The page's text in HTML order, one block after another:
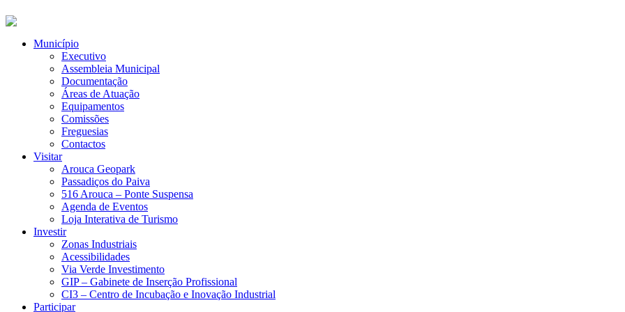
Município
Executivo
Assembleia Municipal
Documentação
Áreas de Atuação
Equipamentos
Comissões
Freguesias
Contactos
Visitar
Arouca Geopark
Passadiços do Paiva
516 Arouca – Ponte Suspensa
Agenda de Eventos
Loja Interativa de Turismo
Investir
Zonas Industriais
Acessibilidades
Via Verde Investimento
GIP – Gabinete de Inserção Profissional
CI3 – Centro de Incubação e Inovação Industrial
Participar